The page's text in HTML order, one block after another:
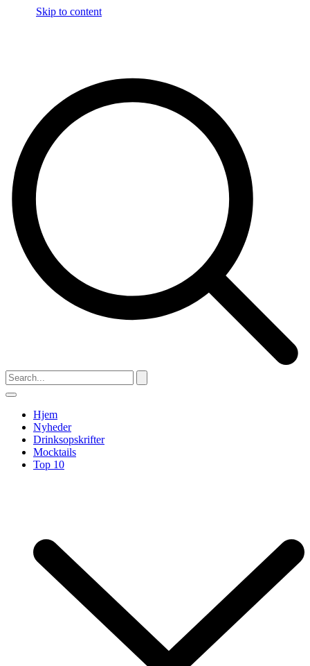
Skip to content
Hjem
Nyheder
Drinksopskrifter
Mocktails
Top 10